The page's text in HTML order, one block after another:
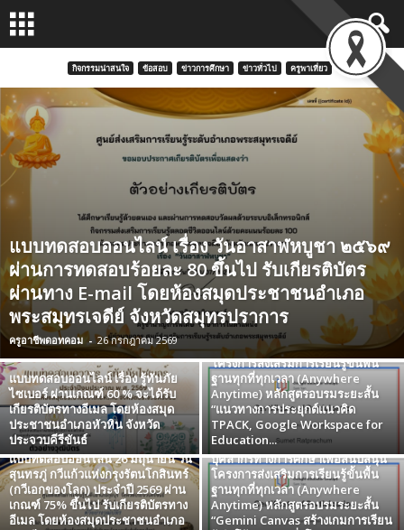
กิจกรรมน่าสนใจ ข้อสอบ ข่าวการศึกษา ข่าวทั่วไป ครูพาเที่ยว
แบบทดสอบออนไลน์ เรื่อง วันอาสาฬหบูชา ๒๕๖๙
ผ่านการทดสอบร้อยละ 80 ขึ้นไป รับเกียรติบัตร
ผ่านทาง E-mail โดยห้องสมุดประชาชนอำเภอ
พระสมุทรเจดีย์ จังหวัดสมุทรปราการ
ครูอาชีพดอทคอม - 26 กรกฎาคม 2569
แบบทดสอบออนไลน์ เรื่อง รู้ทันภัย
ไซเบอร์ ผ่านเกณฑ์ 60 % จะได้รับ
เกียรติบัตรทางอีเมล โดยห้องสมุด
ประชาชนอำเภอหัวหิน จังหวัด
ประจวบคีรีขันธ์
ลงทะเบียนและทำแบบทดสอบ
โครงการพัฒนาผู้บริหาร ครู และ
บุคลากรทางการศึกษาเพื่อสนับสนุน
โครงการส่งเสริมการเรียนรู้ขั้นพื้น
ฐานทุกที่ทุกเวลา (Anywhere
Anytime) หลักสูตรอบรมระยะสั้น
“แนวทางการประยุกต์แนวคิด
TPACK, Google Workspace for
Education...
แบบทดสอบออนไลน์ 26 มิถุนายน วัน
สุนทรภู่ กวีแก้วแห่งกรุงรัตนโกสินทร์
(กวีเอกของโลก) ประจำปี 2569 ผ่าน
เกณฑ์ 75% ขึ้นไป รับเกียรติบัตรทาง
อีเมล โดยห้องสมุดประชาชนอำเภอ
ลงทะเบียนและทำแบบทดสอบ
โครงการพัฒนาผู้บริหาร ครู และ
บุคลากรทางการศึกษาเพื่อสนับสนุน
โครงการส่งเสริมการเรียนรู้ขั้นพื้น
ฐานทุกที่ทุกเวลา (Anywhere
Anytime) หลักสูตรอบรมระยะสั้น
“Gemini Canvas สร้างเกมการเรียน